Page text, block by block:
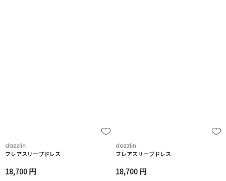
dazzlin
フレアスリーブドレス
18,700 円
dazzlin
フレアスリーブドレス
18,700 円